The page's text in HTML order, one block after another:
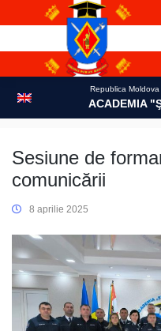
Republica
ACADEMIA
Sesiune de
comunicării
8 aprilie 2025